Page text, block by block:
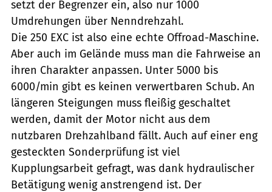
setzt der Begrenzer ein, also nur 1000
Umdrehungen über Nenndrehzahl.
Die 250 EXC ist also eine echte Offroad-Maschine.
Aber auch im Gelände muss man die Fahrweise an
ihren Charakter anpassen. Unter 5000 bis
6000/min gibt es keinen verwertbaren Schub. An
längeren Steigungen muss fleißig geschaltet
werden, damit der Motor nicht aus dem
nutzbaren Drehzahlband fällt. Auch auf einer eng
gesteckten Sonderprüfung ist viel
Kupplungsarbeit gefragt, was dank hydraulischer
Betätigung wenig anstrengend ist. Der